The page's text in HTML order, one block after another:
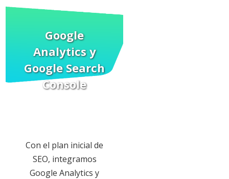
Google
Analyticsy
Google Search
Console
Con el plan inicial de
SEO, integramos
Google Analytics y